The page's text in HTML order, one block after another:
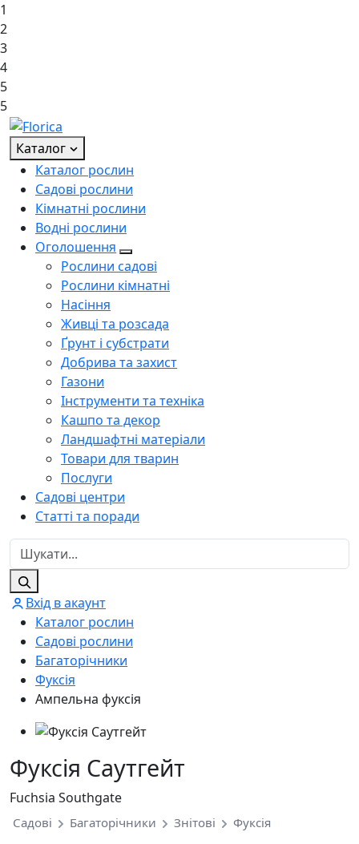
1
2
3
4
5
5
Каталог
Каталог рослин
Садові рослини
Кімнатні рослини
Водні рослини
Оголошення
Рослини садові
Рослини кімнатні
Насіння
Живці та розсада
Ґрунт і субстрати
Добрива та захист
Газони
Інструменти та техніка
Кашпо та декор
Ландшафтні матеріали
Товари для тварин
Послуги
Садові центри
Статті та поради
Вхід в акаунт
Каталог рослин
Садові рослини
Багаторічники
Фуксія
Ампельна фуксія
Фуксія Саутгейт
Fuchsia Southgate
Садові Багаторічники Знітові Фуксія